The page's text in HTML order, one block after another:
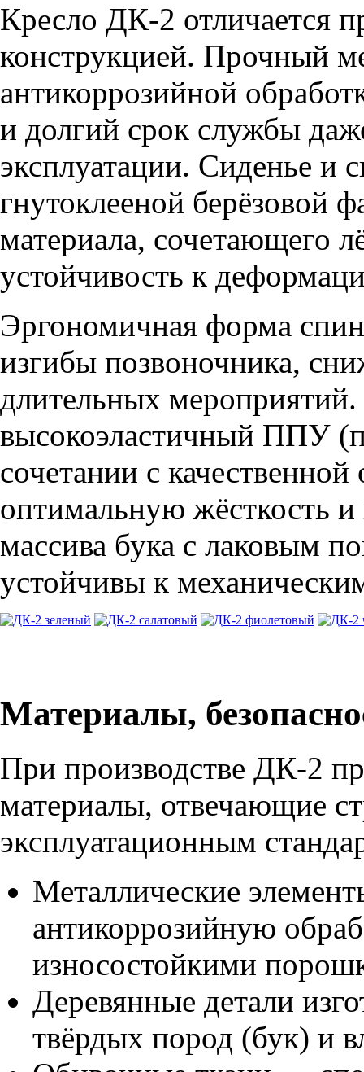
Кресло ДК-2 отличается
конструкцией. Прочный
антикоррозийной
и долгий срок службы
эксплуатации. Сиденье и
гнутоклееной берёзовой
материала, сочетающего
устойчивость к
Эргономичная форма
изгибы позвоночника,
длительных
высокоэластичный ППУ
сочетании с
оптимальную жёсткость
массива бука с лаковым
устойчивы к
Материалы,
При производстве ДК-2
материалы, отвечающие
эксплуатационным
Металлические
антикоррозийную
износостойкими
Деревянные детали
твёрдых пород (бук) и